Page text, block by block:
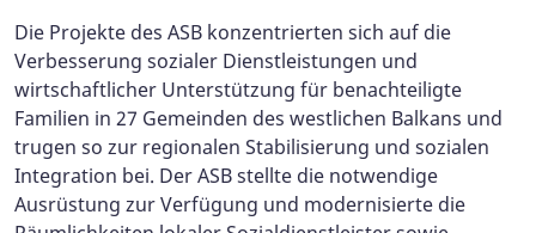
Die Projekte des ASB konzentrierten sich auf die
Verbesserung sozialer Dienstleistungen und
wirtschaftlicher Unterstützung für benachteiligte
Familien in 27 Gemeinden des westlichen Balkans und
trugen so zur regionalen Stabilisierung und sozialen
Integration bei. Der ASB stellte die notwendige
Ausrüstung zur Verfügung und modernisierte die